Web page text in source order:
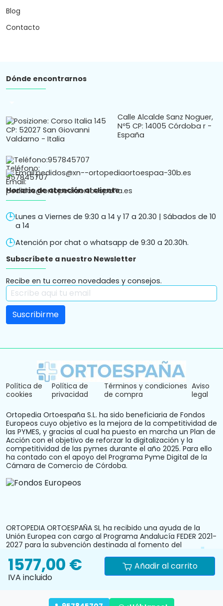
Blog
Contacto
Dónde encontrarnos
Calle Alcalde Sanz Noguer,
Nº5 CP: 14005 Córdoba r -
España
Teléfono:957845707
Email:pedidos@xn--ortopediaortoespaa-30b.es
Horario de atención al cliente
Lunes a Viernes de 9:30 a 14 y 17 a 20.30 | Sábados de 10
a 14
Atención por chat o whatsapp de 9:30 a 20.30h.
Subscríbete a nuestro Newsletter
Recibe en tu correo novedades y consejos.
Política de
cookies
Política de
privacidad
Términos y condiciones
de compra
Aviso
legal
Ortopedia Ortoespaña S.L. ha sido beneficiaria de Fondos
Europeos cuyo objetivo es la mejora de la competitividad de
las PYMES, y gracias al cual ha puesto en marcha un Plan de
Acción con el objetivo de reforzar la digitalización y la
competitividad de las pymes durante el año 2025. Para ello
ha contado con el apoyo del Programa Pyme Digital de la
Cámara de Comercio de Córdoba.
ORTOPEDIA ORTOESPAÑA SL ha recibido una ayuda de la
Unión Europea con cargo al Programa Andalucía FEDER 2021-
2027 para la subvención destinada al fomento del
personas trabajadoras autónomas y pymes comerciales y
artesanas, mediante la mejora del equipamiento
productivo, instalaciones u otros activos fijos (reforma y
PYM242024CO000000028.
1577,00 €
IVA incluido
Añadir al carrito